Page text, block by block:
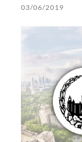
03/06/2019